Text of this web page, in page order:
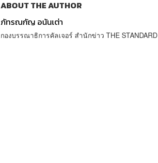
ABOUT THE AUTHOR
ภัทรณกัญ อนันเต่า
กองบรรณาธิการคัลเจอร์ สำนักข่าว THE STANDARD